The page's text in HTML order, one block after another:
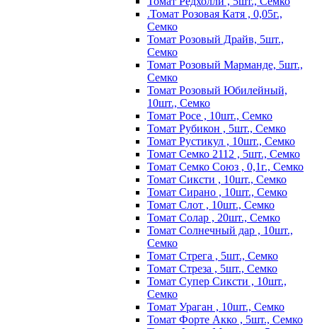
.Томат Розовая Катя , 0,05г.,
Семко
Томат Розовый Драйв, 5шт.,
Семко
Томат Розовый Марманде, 5шт.,
Семко
Томат Розовый Юбилейный,
10шт., Семко
Томат Росе , 10шт., Семко
Томат Рубикон , 5шт., Семко
Томат Рустикул , 10шт., Семко
Томат Семко 2112 , 5шт., Семко
Томат Семко Союз , 0,1г., Семко
Томат Сиксти , 10шт., Семко
Томат Сирано , 10шт., Семко
Томат Слот , 10шт., Семко
Томат Солар , 20шт., Семко
Томат Солнечный дар , 10шт.,
Семко
Томат Стрега , 5шт., Семко
Томат Стреза , 5шт., Семко
Томат Супер Сиксти , 10шт.,
Семко
Томат Ураган , 10шт., Семко
Томат Форте Акко , 5шт., Семко